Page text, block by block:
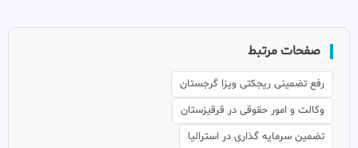
صفحات مرتبط
رفع تضمینی ریجکتی ویزا گرجستان
وکالت و امور حقوقی در قرقیزستان
تضمین سرمایه گذاری در استرالیا